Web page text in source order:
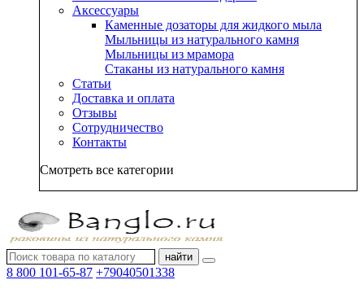
Аксессуары
Каменные дозаторы для жидкого мыла
Мыльницы из натурального камня
Мыльницы из мрамора
Стаканы из натурального камня
Статьи
Доставка и оплата
Отзывы
Сотрудничество
Контакты
Смотреть все категории
найти
8 800 101-65-87 +79040501338